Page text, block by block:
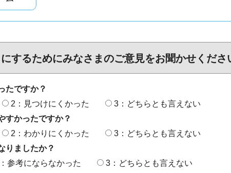
するためにみなさまのご意見をお聞かせくださ
たですか？
2：見つけにくかった
3：どちらとも言えない
すかったですか？
2：わかりにくかった
3：どちらとも言えない
りましたか？
参考にならなかった 3：どちらとも言えない